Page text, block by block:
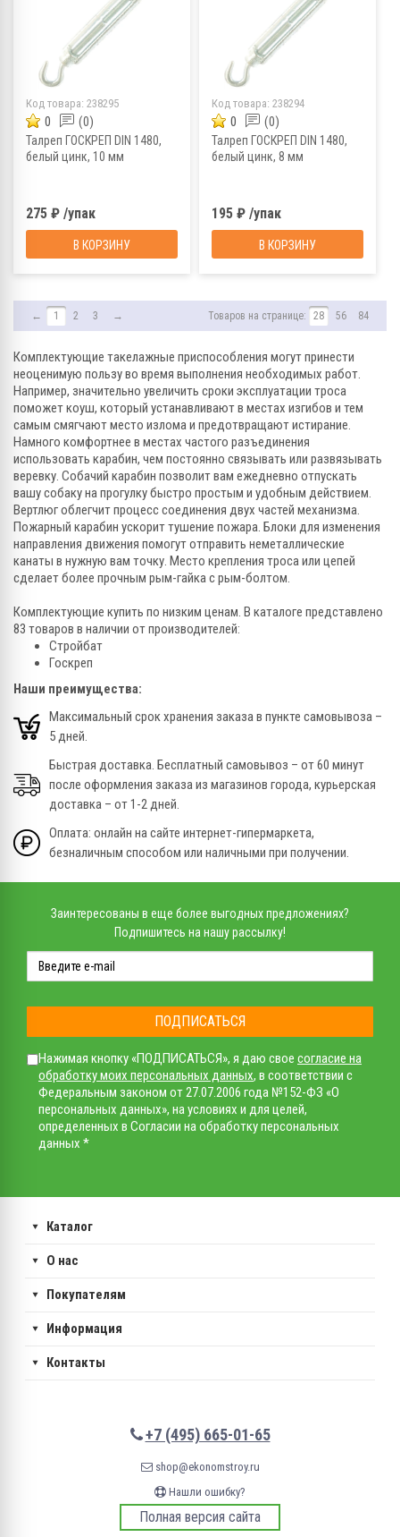
Код товара: 238295
0 (0)
Талреп ГОСКРЕП DIN 1480,
белый цинк, 10 мм
275 ₽ /упак
В КОРЗИНУ
Код товара: 238294
0 (0)
Талреп ГОСКРЕП DIN 1480,
белый цинк, 8 мм
195 ₽ /упак
В КОРЗИНУ
← 1 2 3 → Товаров на странице: 28 56 84
Комплектующие такелажные приспособления могут принести
неоценимую пользу во время выполнения необходимых работ.
Например, значительно увеличить сроки эксплуатации троса
поможет коуш, который устанавливают в местах изгибов и тем
самым смягчают место излома и предотвращают истирание.
Намного комфортнее в местах частого разъединения
использовать карабин, чем постоянно связывать или развязывать
веревку. Собачий карабин позволит вам ежедневно отпускать
вашу собаку на прогулку быстро простым и удобным действием.
Вертлюг облегчит процесс соединения двух частей механизма.
Пожарный карабин ускорит тушение пожара. Блоки для изменения
направления движения помогут отправить неметаллические
канаты в нужную вам точку. Место крепления троса или цепей
сделает более прочным рым-гайка с рым-болтом.
Комплектующие купить по низким ценам. В каталоге представлено
83 товаров в наличии от производителей:
Стройбат
Госкреп
Наши преимущества:
Максимальный срок хранения заказа в пункте самовывоза –
5 дней.
Быстрая доставка. Бесплатный самовывоз – от 60 минут
после оформления заказа из магазинов города, курьерская
доставка – от 1-2 дней.
Оплата: онлайн на сайте интернет-гипермаркета,
безналичным способом или наличными при получении.
Заинтересованы в еще более выгодных предложениях?
Подпишитесь на нашу рассылку!
ПОДПИСАТЬСЯ
Нажимая кнопку «ПОДПИСАТЬСЯ», я даю свое согласие на
обработку моих персональных данных, в соответствии с
Федеральным законом от 27.07.2006 года №152-ФЗ «О
персональных данных», на условиях и для целей,
определенных в Согласии на обработку персональных
данных *
Каталог
О нас
Покупателям
Информация
Контакты
+7 (495) 665-01-65
shop@ekonomstroy.ru
Нашли ошибку?
Полная версия сайта